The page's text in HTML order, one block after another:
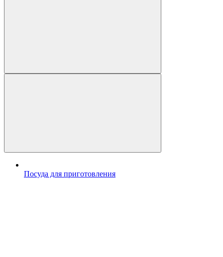
Посуда для приготовления